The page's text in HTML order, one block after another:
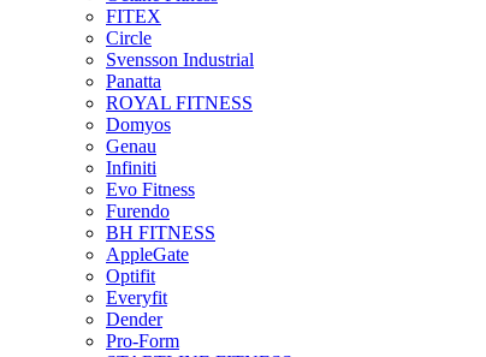
FITEX
Circle
Svensson Industrial
Panatta
ROYAL FITNESS
Domyos
Genau
Infiniti
Evo Fitness
Furendo
BH FITNESS
AppleGate
Optifit
Everyfit
Dender
Pro-Form